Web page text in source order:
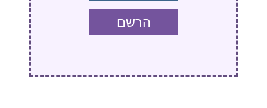
הרשם